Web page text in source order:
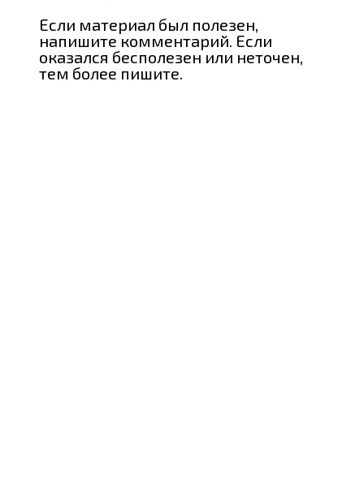
Если материал был полезен,
напишите комментарий. Если
оказался бесполезен или неточен,
тем более пишите.